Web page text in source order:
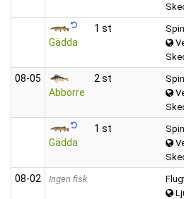
Gädda
1 st
08‑05
Abborre
2 st
Gädda
1 st
08‑02 Ingen fisk